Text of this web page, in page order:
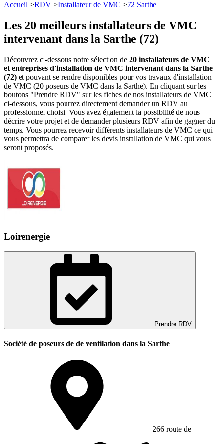
Accueil >RDV >Installateur de VMC >72 Sarthe
Les 20 meilleurs installateurs de VMC
intervenant dans la Sarthe (72)
Découvrez ci-dessous notre sélection de 20 installateurs de VMC
et entreprises d'installation de VMC intervenant dans la Sarthe
(72) et pouvant se rendre disponibles pour vos travaux d'installation
de VMC (20 poseurs de VMC dans la Sarthe). En cliquant sur les
boutons "Prendre RDV" sur les fiches de nos installateurs de VMC
ci-dessous, vous pourrez directement demander un RDV au
professionnel choisi. Vous avez également la possibilité de nous
décrire votre projet et de demander plusieurs RDV afin de gagner du
temps. Vous pourrez recevoir différents installateurs de VMC ce qui
vous permettra de comparer les devis installation de VMC qui vous
seront proposés.
Loirenergie
Prendre RDV
Société de poseurs de de ventilation dans la Sarthe
266 route de